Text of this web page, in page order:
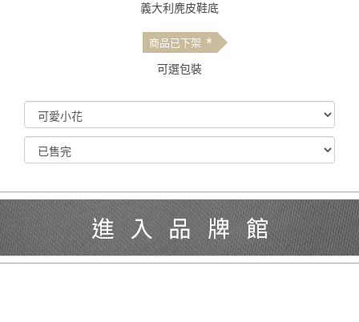
義大利麂皮鞋底
商品已下架 *
可選包裝